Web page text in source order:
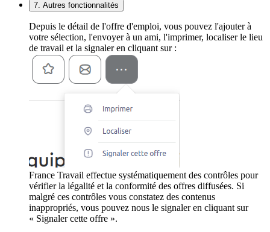
7. Autres fonctionnalités
Depuis le détail de l'offre d'emploi, vous pouvez l'ajouter à
votre sélection, l'envoyer à un ami, l'imprimer, localiser le lieu
de travail et la signaler en cliquant sur :
France Travail effectue systématiquement des contrôles pour
vérifier la légalité et la conformité des offres diffusées. Si
malgré ces contrôles vous constatez des contenus
inappropriés, vous pouvez nous le signaler en cliquant sur
« Signaler cette offre ».